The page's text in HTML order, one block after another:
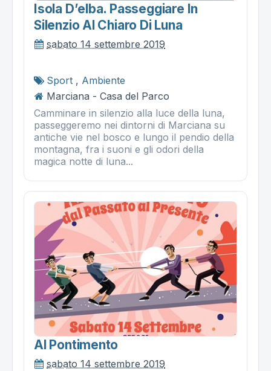
Isola D’elba. Passeggiare In
Silenzio Al Chiaro Di Luna
sabato 14 settembre 2019
Sport , Ambiente
Marciana - Casa del Parco
Camminare in silenzio alla luce della luna,
passeggeremo nei dintorni di Marciana su
antiche vie nel bosco e lungo il pendio della
montagna, fra i suoni e gli odori della
magica notte di luna...
Al Pontimento
sabato 14 settembre 2019